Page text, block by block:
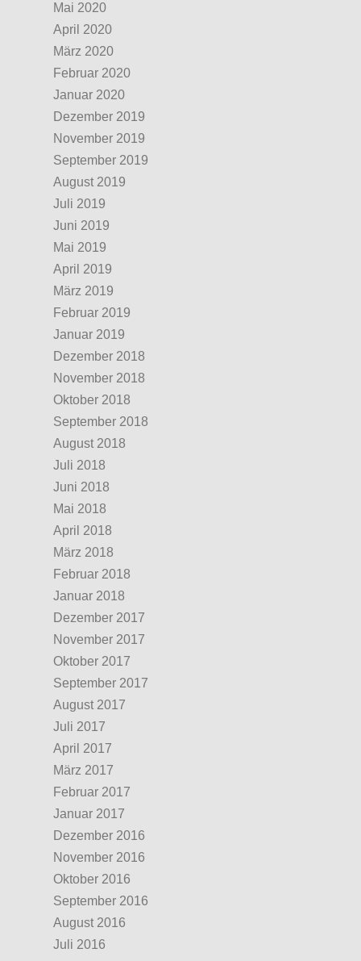
Mai 2020
April 2020
März 2020
Februar 2020
Januar 2020
Dezember 2019
November 2019
September 2019
August 2019
Juli 2019
Juni 2019
Mai 2019
April 2019
März 2019
Februar 2019
Januar 2019
Dezember 2018
November 2018
Oktober 2018
September 2018
August 2018
Juli 2018
Juni 2018
Mai 2018
April 2018
März 2018
Februar 2018
Januar 2018
Dezember 2017
November 2017
Oktober 2017
September 2017
August 2017
Juli 2017
April 2017
März 2017
Februar 2017
Januar 2017
Dezember 2016
November 2016
Oktober 2016
September 2016
August 2016
Juli 2016